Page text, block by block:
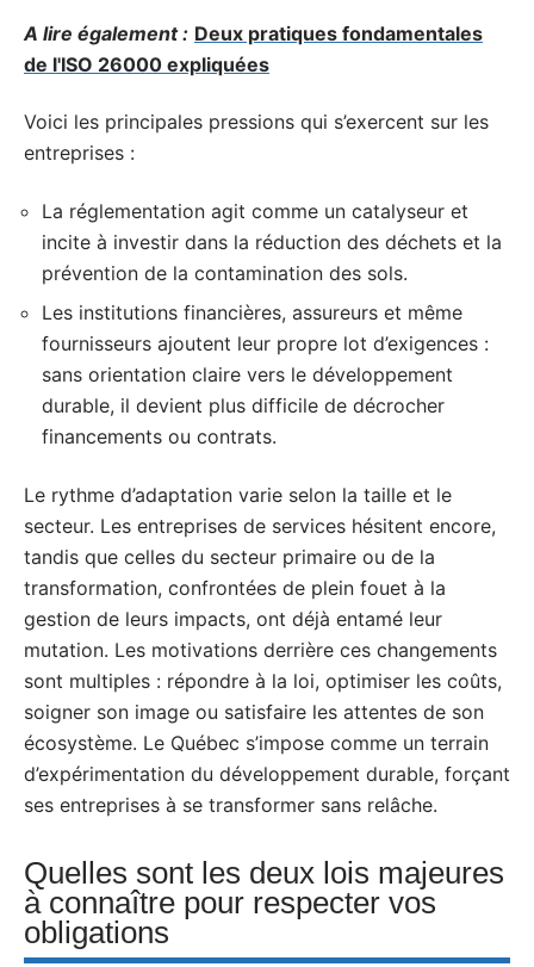
A lire également : Deux pratiques fondamentales
de l'ISO 26000 expliquées
Voici les principales pressions qui s’exercent sur les
entreprises :
La réglementation agit comme un catalyseur et
incite à investir dans la réduction des déchets et la
prévention de la contamination des sols.
Les institutions financières, assureurs et même
fournisseurs ajoutent leur propre lot d’exigences :
sans orientation claire vers le développement
durable, il devient plus difficile de décrocher
financements ou contrats.
Le rythme d’adaptation varie selon la taille et le
secteur. Les entreprises de services hésitent encore,
tandis que celles du secteur primaire ou de la
transformation, confrontées de plein fouet à la
gestion de leurs impacts, ont déjà entamé leur
mutation. Les motivations derrière ces changements
sont multiples : répondre à la loi, optimiser les coûts,
soigner son image ou satisfaire les attentes de son
écosystème. Le Québec s’impose comme un terrain
d’expérimentation du développement durable, forçant
ses entreprises à se transformer sans relâche.
Quelles sont les deux lois majeures
à connaître pour respecter vos
obligations